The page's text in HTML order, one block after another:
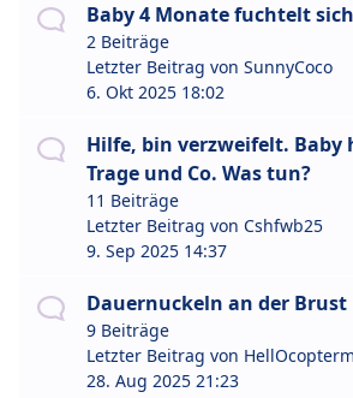
Baby 4 Monate fuchtelt
2 Beiträge
Letzter Beitrag von SunnyCoco
6. Okt 2025 18:02
Hilfe, bin verzweifelt. Baby
Trage und Co. Was tun?
11 Beiträge
Letzter Beitrag von Cshfwb25
9. Sep 2025 14:37
Dauernuckeln an der Brust
9 Beiträge
Letzter Beitrag von
28. Aug 2025 21:23